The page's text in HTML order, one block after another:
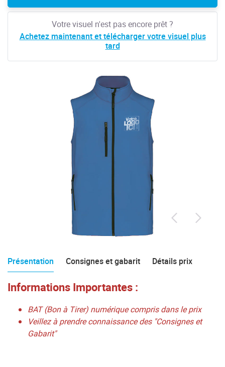
Votre visuel n'est pas encore prêt ?
Achetez maintenant et télécharger votre visuel plus
tard
Présentation Consignes et gabarit Détails prix
Informations Importantes :
BAT (Bon à Tirer) numérique compris dans le prix
Veillez à prendre connaissance des "Consignes et
Gabarit"